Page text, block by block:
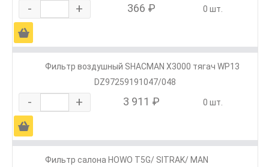
- + 366 ₽ 0 шт.
Ä
Фильтр воздушный SHACMAN X3000 тягач WP13
DZ97259191047/048
- + 3 911 ₽ 0 шт.
Ä
Фильтр салона HOWO T5G/ SITRAK/ MAN